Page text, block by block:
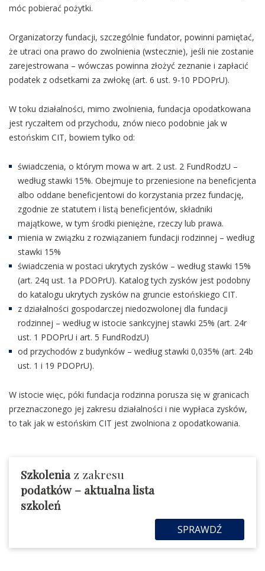
móc pobierać pożytki.
Organizatorzy fundacji, szczególnie fundator, powinni pamiętać,
że utraci ona prawo do zwolnienia (wstecznie), jeśli nie zostanie
zarejestrowana – wówczas powinna złożyć zeznanie i zapłacić
podatek z odsetkami za zwłokę (art. 6 ust. 9-10 PDOPrU).
W toku działalności, mimo zwolnienia, fundacja opodatkowana
jest ryczałtem od przychodu, znów nieco podobnie jak w
estońskim CIT, bowiem tylko od:
świadczenia, o którym mowa w art. 2 ust. 2 FundRodzU –
według stawki 15%. Obejmuje to przeniesione na beneficjenta
albo oddane beneficjentowi do korzystania przez fundację,
zgodnie ze statutem i listą beneficjentów, składniki
majątkowe, w tym środki pieniężne, rzeczy lub prawa.
mienia w związku z rozwiązaniem fundacji rodzinnej – według
stawki 15%
świadczenia w postaci ukrytych zysków – według stawki 15%
(art. 24q ust. 1a PDOPrU). Katalog tych zysków jest podobny
do katalogu ukrytych zysków na gruncie estońskiego CIT.
z działalności gospodarczej niedozwolonej dla fundacji
rodzinnej – według w istocie sankcyjnej stawki 25% (art. 24r
ust. 1 PDOPrU i art. 5 FundRodzU)
od przychodów z budynków – według stawki 0,035% (art. 24b
ust. 1 i 19 PDOPrU).
W istocie więc, póki fundacja rodzinna porusza się w granicach
przeznaczonego jej zakresu działalności i nie wypłaca zysków,
to tak jak w estońskim CIT jest zwolniona z opodatkowania.
Szkoleniaz zakresu
podatków– aktualna lista
szkoleń
SPRAWDŹ